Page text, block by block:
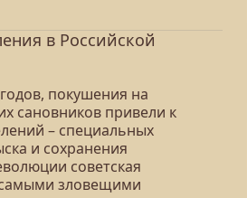
в Российской
покушения на
сановников привели к
– специальных
и сохранения
советская
зловещими